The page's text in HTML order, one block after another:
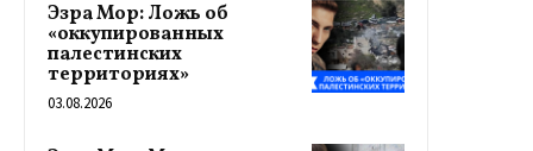
Эзра Мор: Ложь об
«оккупированных
палестинских
территориях»
03.08.2026